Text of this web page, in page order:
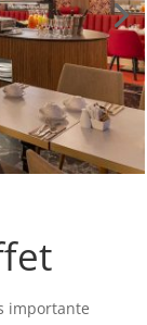
importante